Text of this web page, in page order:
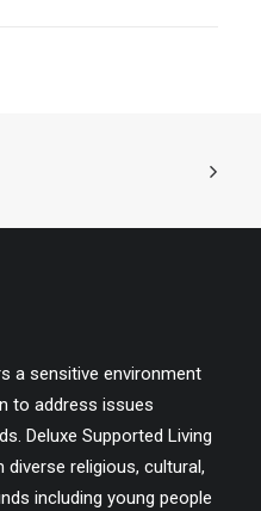
a sensitive environment
to address issues
Deluxe Supported Living
religious, cultural,
including young people